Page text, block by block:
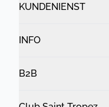
KUNDENIENST
INFO
B2B